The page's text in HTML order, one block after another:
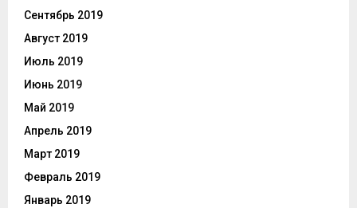
Сентябрь 2019
Август 2019
Июль 2019
Июнь 2019
Май 2019
Апрель 2019
Март 2019
Февраль 2019
Январь 2019